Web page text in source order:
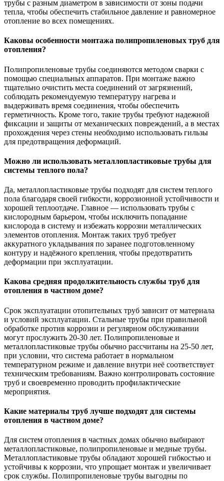
трубы с разным диаметром в зависимости от зоны подачи
тепла, чтобы обеспечить стабильное давление и равномерное
отопление во всех помещениях.
Каковы особенности монтажа полипропиленовых труб для
отопления?
Полипропиленовые трубы соединяются методом сварки с
помощью специальных аппаратов. При монтаже важно
тщательно очистить места соединений от загрязнений,
соблюдать рекомендуемую температуру нагрева и
выдерживать время соединения, чтобы обеспечить
герметичность. Кроме того, такие трубы требуют надежной
фиксации и защиты от механических повреждений, а в местах
прохождения через стены необходимо использовать гильзы
для предотвращения деформаций.
Можно ли использовать металлопластиковые трубы для
системы теплого пола?
Да, металлопластиковые трубы подходят для систем теплого
пола благодаря своей гибкости, коррозионной устойчивости и
хорошей теплоотдаче. Главное — использовать трубы с
кислородным барьером, чтобы исключить попадание
кислорода в систему и избежать коррозии металлических
элементов отопления. Монтаж таких труб требует
аккуратного укладывания по заранее подготовленному
контуру и надёжного крепления, чтобы предотвратить
деформации при эксплуатации.
Какова средняя продолжительность службы труб для
отопления в частном доме?
Срок эксплуатации отопительных труб зависит от материала
и условий эксплуатации. Стальные трубы при правильной
обработке против коррозии и регулярном обслуживании
могут прослужить 20-30 лет. Полипропиленовые и
металлопластиковые трубы обычно рассчитаны на 25-50 лет,
при условии, что система работает в нормальном
температурном режиме и давление внутри неё соответствует
техническим требованиям. Важно контролировать состояние
труб и своевременно проводить профилактические
мероприятия.
Какие материалы труб лучше подходят для системы
отопления в частном доме?
Для систем отопления в частных домах обычно выбирают
металлопластиковые, полипропиленовые и медные трубы.
Металлопластиковые трубы обладают хорошей гибкостью и
устойчивы к коррозии, что упрощает монтаж и увеличивает
срок службы. Полипропиленовые трубы выгодны по